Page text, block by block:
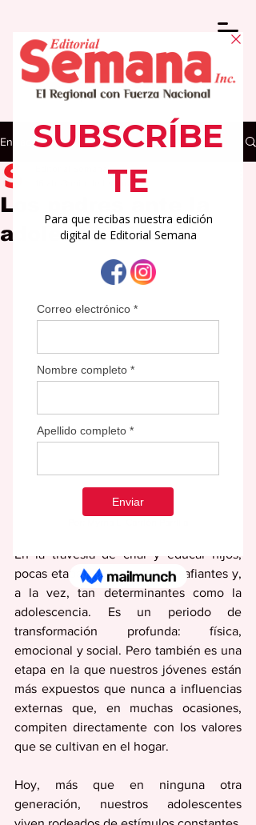
Entrada
Los padres ante la
adolescencia.
En la travesía de criar y educar hijos,
pocas etapas resultan tan desafiantes y,
a la vez, tan determinantes como la
adolescencia. Es un periodo de
transformación profunda: física,
emocional y social. Pero también es una
etapa en la que nuestros jóvenes están
más expuestos que nunca a influencias
externas que, en muchas ocasiones,
compiten directamente con los valores
que se cultivan en el hogar.
Hoy, más que en ninguna otra
generación, nuestros adolescentes